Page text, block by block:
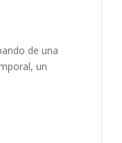
de una
un